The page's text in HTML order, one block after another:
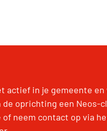
actief in je gemeente en
de oprichting een Neos-
of neem contact op via